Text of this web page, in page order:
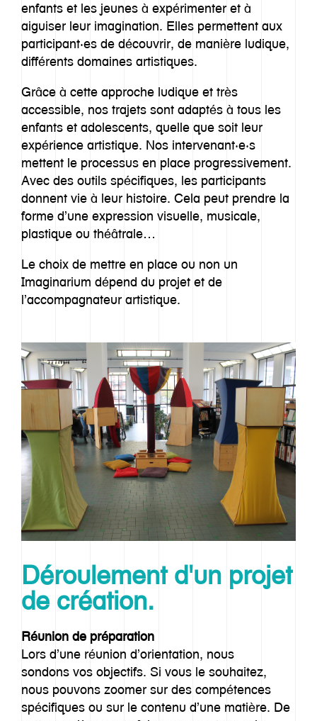
Notre histoire
Approche
Imaginarium
Offre
Inspiration
Equipe
Contact
enfants et les jeunes à expérimenter et à
aiguiser leur imagination. Elles permettent aux
participant·es de découvrir, de manière ludique,
différents domaines artistiques.
Grâce à cette approche ludique et très
accessible, nos trajets sont adaptés à tous les
enfants et adolescents, quelle que soit leur
expérience artistique. Nos intervenant·e·s
mettent le processus en place progressivement.
Avec des outils spécifiques, les participants
donnent vie à leur histoire. Cela peut prendre la
forme d’une expression visuelle, musicale,
plastique ou théâtrale…
Le choix de mettre en place ou non un
Imaginarium dépend du projet et de
l’accompagnateur artistique.
Déroulement d'un projet
de création.
Réunion de préparation
Lors d’une réunion d’orientation, nous
sondons vos objectifs. Si vous le souhaitez,
nous pouvons zoomer sur des compétences
spécifiques ou sur le contenu d’une matière. De